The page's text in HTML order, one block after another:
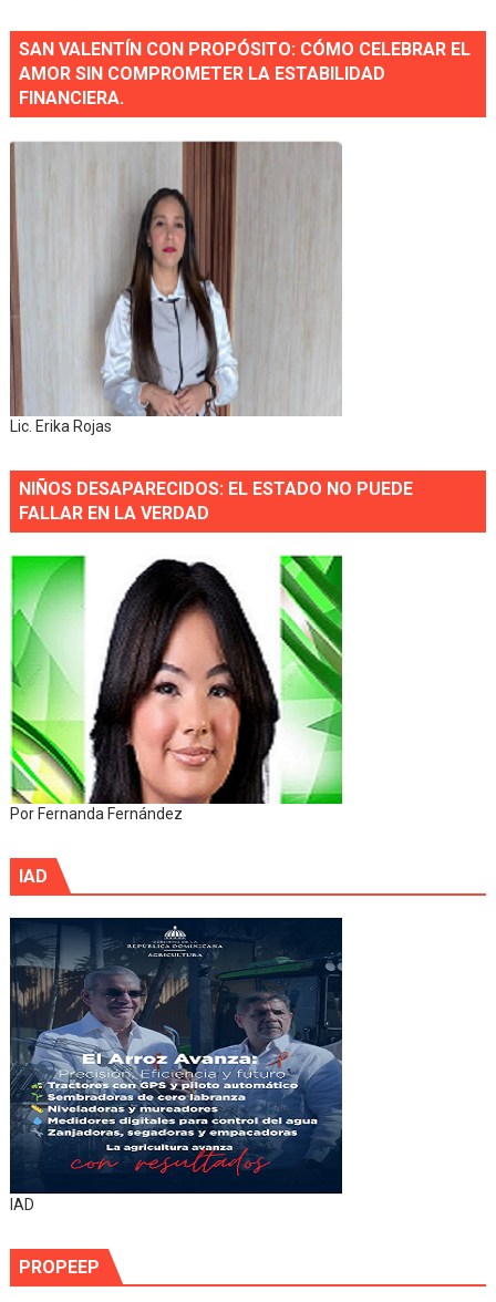
SAN VALENTÍN CON PROPÓSITO: CÓMO CELEBRAR EL
AMOR SIN COMPROMETER LA ESTABILIDAD
FINANCIERA.
Lic. Erika Rojas
NIÑOS DESAPARECIDOS: EL ESTADO NO PUEDE
FALLAR EN LA VERDAD
Por Fernanda Fernández
IAD
IAD
PROPEEP